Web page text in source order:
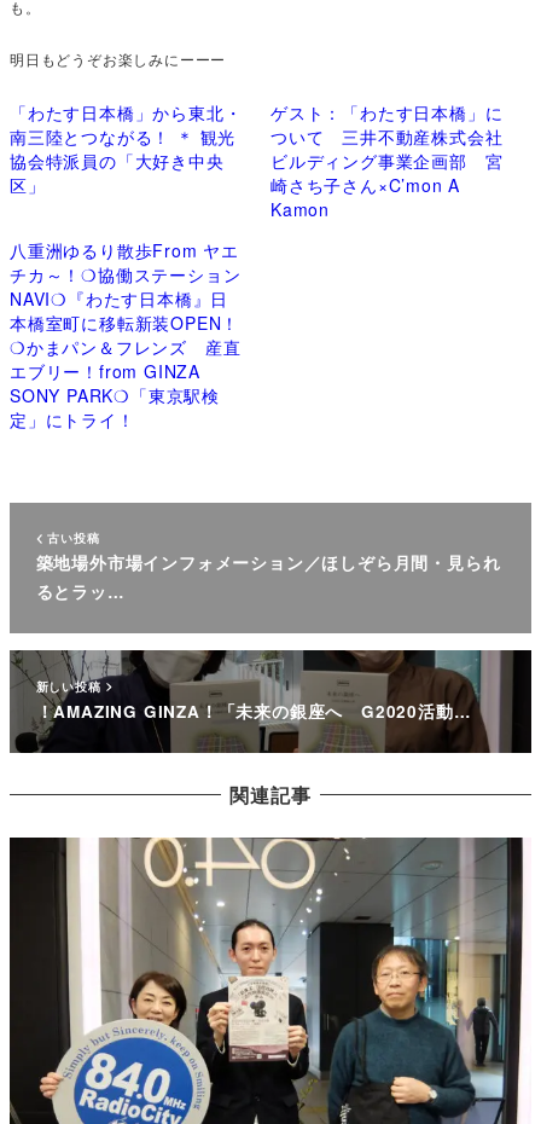
も。
明日もどうぞお楽しみにーーー
「わたす日本橋」から東北・
南三陸とつながる！ ＊ 観光
協会特派員の「大好き中央
区」
ゲスト：「わたす日本橋」に
ついて 三井不動産株式会社
ビルディング事業企画部 宮
崎さち子さん×C’mon A
Kamon
八重洲ゆるり散歩From ヤエ
チカ～！❍協働ステーション
NAVI❍『わたす日本橋』日
本橋室町に移転新装OPEN！
❍かまパン＆フレンズ 産直
エブリー！from GINZA
SONY PARK❍「東京駅検
定」にトライ！
古い投稿
築地場外市場インフォメーション／ほしぞら月間・見られ
るとラッ…
新しい投稿
！AMAZING GINZA！「未来の銀座へ G2020活動…
関連記事